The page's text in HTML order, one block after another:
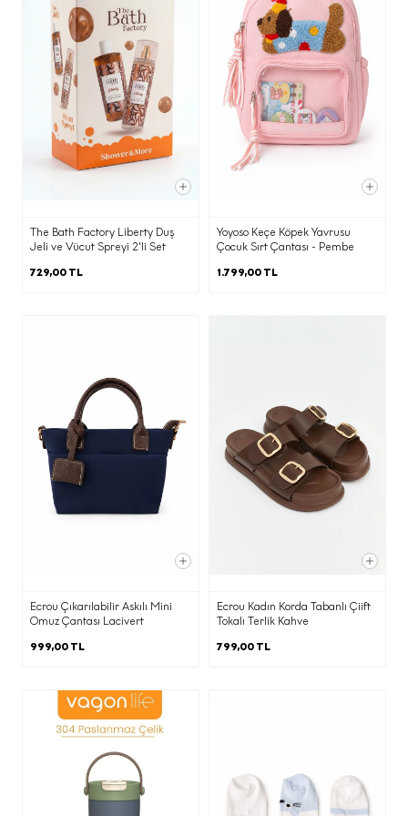
The Bath Factory Liberty Duş
Jeli ve Vücut Spreyi 2'li Set
729,00 TL
Yoyoso Keçe Köpek Yavrusu
Çocuk Sırt Çantası - Pembe
1.799,00 TL
Ecrou Çıkarılabilir Askılı Mini
Omuz Çantası Lacivert
999,00 TL
Ecrou Kadın Korda Tabanlı Çiift
Tokalı Terlik Kahve
799,00 TL
ve Hangi Amaçlarla Aktarılabileceği
İşbu aydınlatma metninin (d)
maddesinde belirtilen kişisel verileriniz;
(b) maddesinde belirtilen amaçların
gerçekleştirilmesi doğrultusunda ve bu
amaçların yerine getirilmesi ile sınırlı
olarak; KVKK’nın 8. Maddesi
kapsamında yurt içinde yerleşik;
gelen taleplerin yasal düzenlemeler
ve mevzuat gereği yerine getirilmesi
amacı ile,
yönetilmesine imkan tanıyan İleti
Yönetim Sistemi ile,
Pazarlama süreçlerinin yürütülmesi
adına iş ortağımız ajanslara,
Ticari elektronik ileti gönderimi için
birlikte çalıştığımız ajans ve iş
KVKK’nın 9. Maddesi kapsamında;
posta altyapısının yurtdışında olması
nedeniyle yurtdışına
Belirtilen kişisel veri işleme şartları ve
(b) kısmında belirtilen amaçlarla sınırlı